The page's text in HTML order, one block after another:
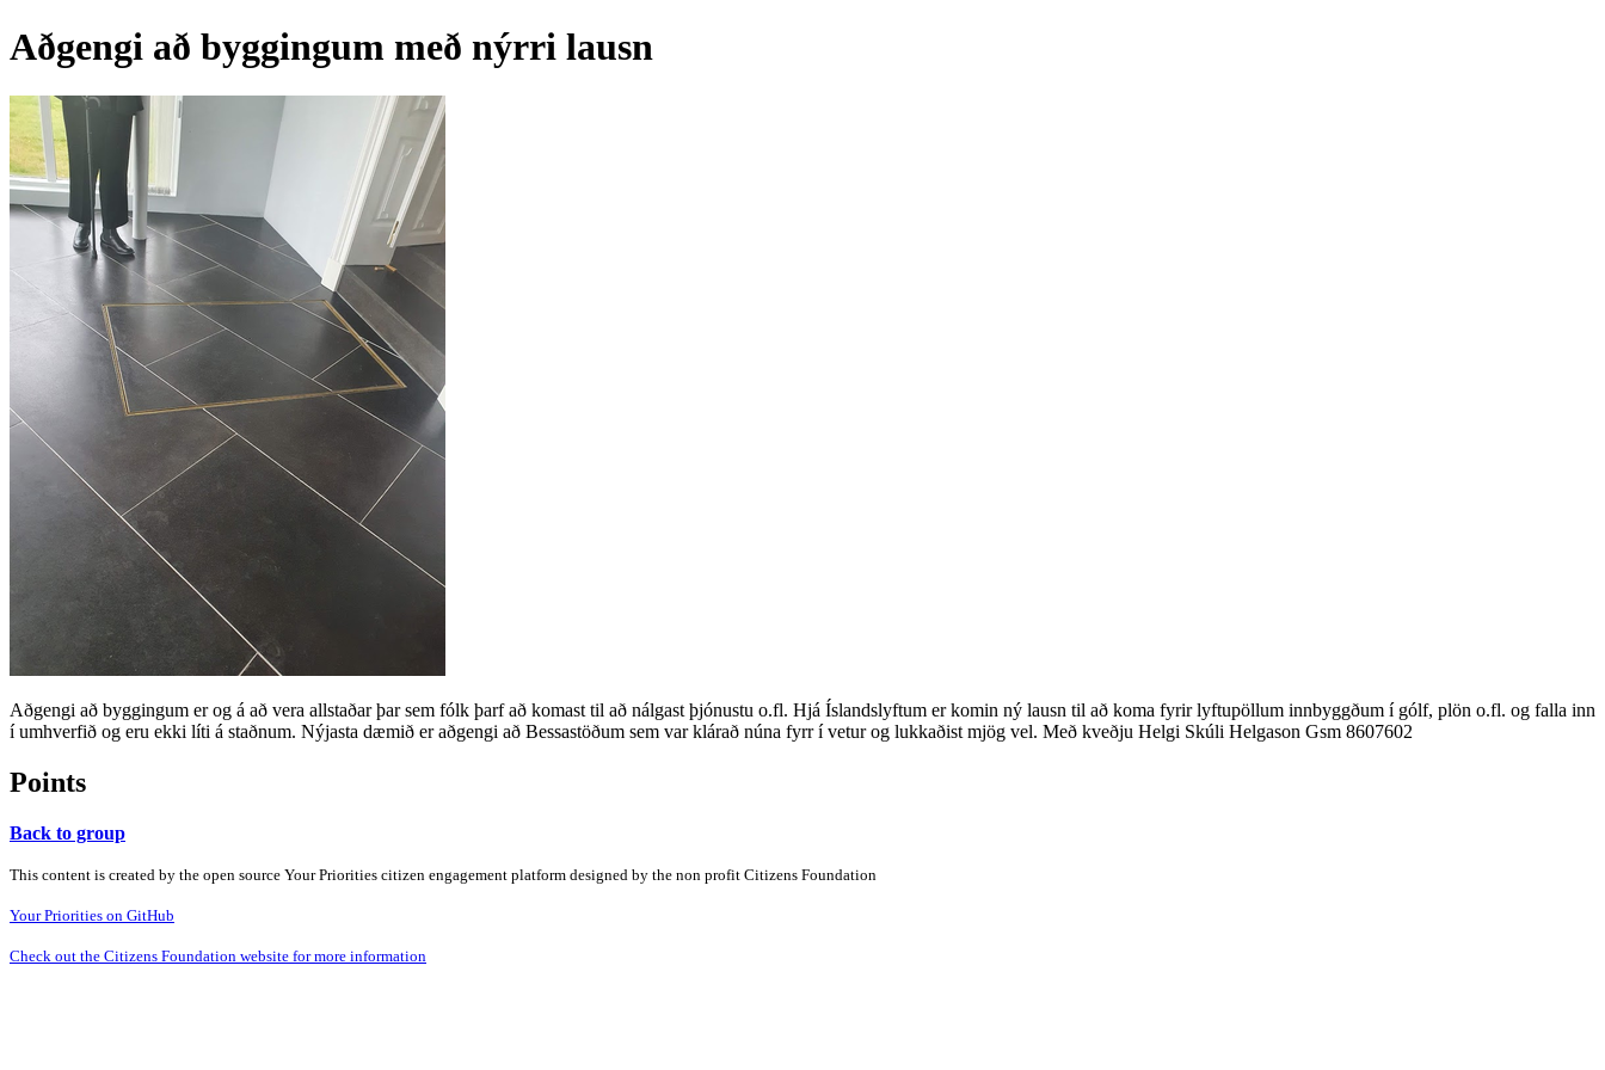
Aðgengi að byggingum með nýrri lausn
Aðgengi að byggingum er og á að vera allstaðar þar sem fólk þarf að komast til að nálgast þjónustu o.fl. Hjá Íslandslyftum er komin ný lausn til að koma fyrir lyftupöllum innbyggðum í gólf, plön o.fl. og falla inn
í umhverfið og eru ekki líti á staðnum. Nýjasta dæmið er aðgengi að Bessastöðum sem var klárað núna fyrr í vetur og lukkaðist mjög vel. Með kveðju Helgi Skúli Helgason Gsm 8607602
Points
Back to group
This content is created by the open source Your Priorities citizen engagement platform designed by the non profit Citizens Foundation
Your Priorities on GitHub
Check out the Citizens Foundation website for more information